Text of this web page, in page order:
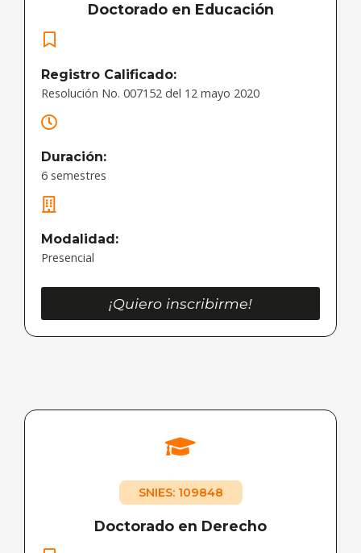
Doctorado en Educación
Registro Calificado:
Resolución No. 007152 del 12 mayo 2020
Duración:
6 semestres
Modalidad:
Presencial
¡Quiero inscribirme!
SNIES: 109848
Doctorado en Derecho